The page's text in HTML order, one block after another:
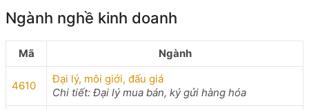
Ngành nghề kinh doanh
Mã Ngành
4610
Đại lý, môi giới, đấu giá
Chi tiết: Đại lý mua bán, ký gửi hàng hóa